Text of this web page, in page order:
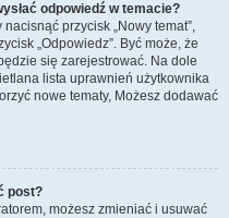
odpowiedź w temacie?
przycisk „Nowy temat”,
„Odpowiedz”. Być może, że
się zarejestrować. Na dole
lista uprawnień użytkownika
nowe tematy, Możesz dodawać
post?
możesz zmieniać i usuwać